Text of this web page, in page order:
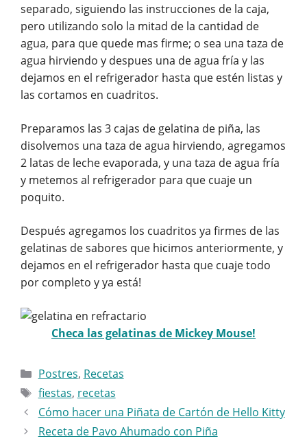
separado, siguiendo las instrucciones de la caja,
pero utilizando solo la mitad de la cantidad de
agua, para que quede mas firme; o sea una taza de
agua hirviendo y despues una de agua fría y las
dejamos en el refrigerador hasta que estén listas y
las cortamos en cuadritos.
Preparamos las 3 cajas de gelatina de piña, las
disolvemos una taza de agua hirviendo, agregamos
2 latas de leche evaporada, y una taza de agua fría
y metemos al refrigerador para que cuaje un
poquito.
Después agregamos los cuadritos ya firmes de las
gelatinas de sabores que hicimos anteriormente, y
dejamos en el refrigerador hasta que cuaje todo
por completo y ya está!
Checa las gelatinas de Mickey Mouse!
Categorías
Postres, Recetas
Etiquetas
fiestas, recetas
Cómo hacer una Piñata de Cartón de Hello Kitty
Receta de Pavo Ahumado con Piña